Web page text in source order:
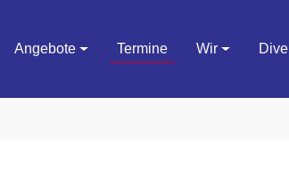
Angebote Termine Wir